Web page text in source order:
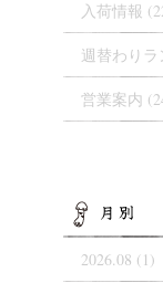
入荷情報
週替わりラ
営業案内
2026.08 (1)